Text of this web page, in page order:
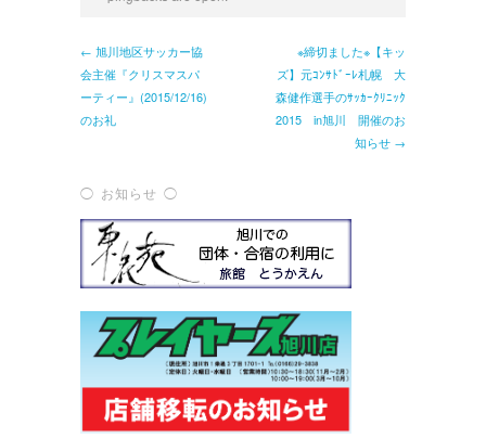
← 旭川地区サッカー協
会主催『クリスマスパ
ーティー』(2015/12/16)
のお礼
※締切ました※【キッ
ズ】元ｺﾝｻﾄﾞｰﾚ札幌 大
森健作選手のｻｯｶｰｸﾘﾆｯｸ
2015 in旭川 開催のお
知らせ →
◯ お知らせ ◯